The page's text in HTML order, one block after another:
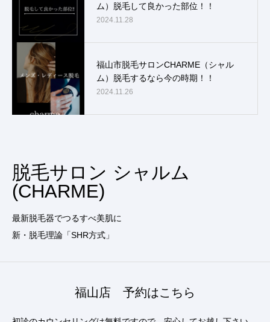
ム）脱毛して良かった部位！！
2024.11.28
福山市脱毛サロンCHARME（シャル
ム）脱毛するなら今の時期！！
2024.11.26
脱毛サロン シャルム
(CHARME)
最新脱毛器でつるすべ美肌に
新・脱毛理論「SHR方式」
福山店 予約はこちら